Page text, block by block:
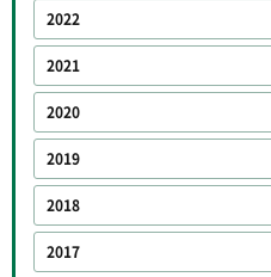
2022
2021
2020
2019
2018
2017